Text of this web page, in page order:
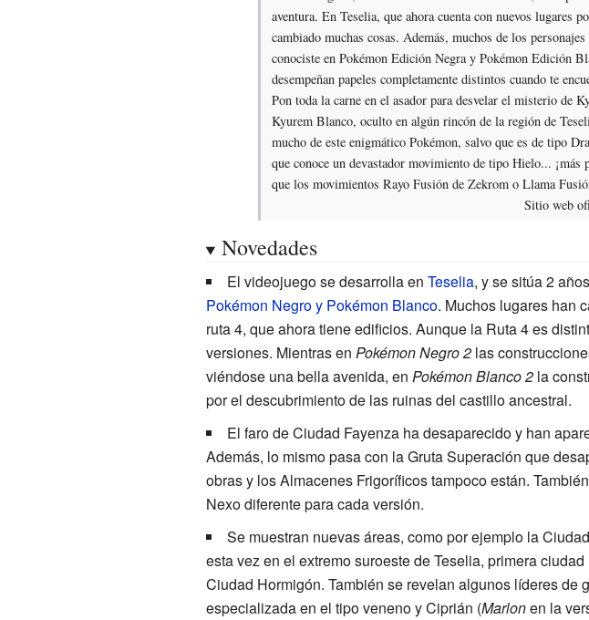
aventura. En Teselia, que ahora cuenta con nuevos lugares
cambiado muchas cosas. Además, muchos de los
conociste en Pokémon Edición Negra y Pokémon Edición
desempeñan papeles completamente distintos cuando te
Pon toda la carne en el asador para desvelar el misterio de
Kyurem Blanco, oculto en algún rincón de la región de
mucho de este enigmático Pokémon, salvo que es de tipo
que conoce un devastador movimiento de tipo Hielo... ¡más
que los movimientos Rayo Fusión de Zekrom o Llama
Sitio web
Novedades
El videojuego se desarrolla en Teselia, y se sitúa 2
Pokémon Negro y Pokémon Blanco. Muchos lugares han
ruta 4, que ahora tiene edificios. Aunque la Ruta 4 es
versiones. Mientras en Pokémon Negro 2las
viéndose una bella avenida, en Pokémon Blanco 2la
por el descubrimiento de las ruinas del castillo ancestral.
El faro de Ciudad Fayenza ha desaparecido y han
Además, lo mismo pasa con la Gruta Superación que
obras y los Almacenes Frigoríficos tampoco están.
Nexo diferente para cada versión.
Se muestran nuevas áreas, como por ejemplo la
esta vez en el extremo suroeste de Teselia, primera
Ciudad Hormigón. También se revelan algunos líderes de
especializada en el tipo veneno y Ciprián (Marlonen la